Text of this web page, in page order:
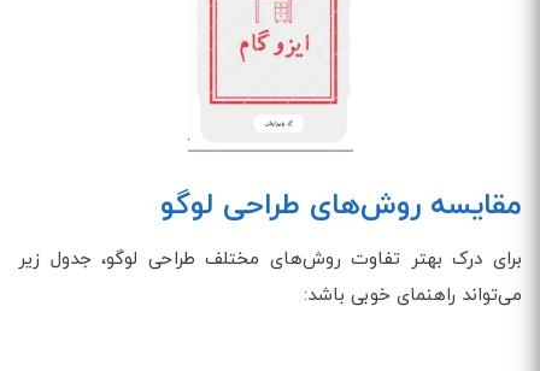
مقایسه روش‌های طراحی لوگو
برای درک بهتر تفاوت روش‌های مختلف طراحی لوگو، جدول زیر
می‌تواند راهنمای خوبی باشد: